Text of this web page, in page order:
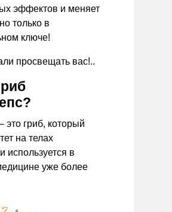
эффектов и меняет
только в
ключе!
просвещать вас!..
это гриб, который
на телах
используется в
уже более